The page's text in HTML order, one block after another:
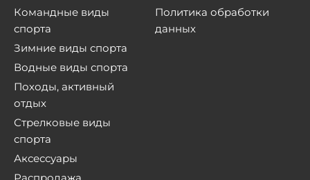
Командные виды
спорта
Зимние виды спорта
Водные виды спорта
Походы, активный
отдых
Стрелковые виды
спорта
Аксессуары
Политика обработки
данных